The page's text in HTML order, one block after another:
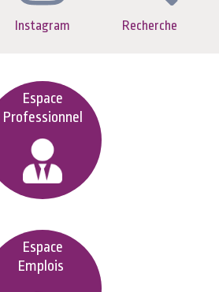
Instagram Recherche
Espace
Professionnel
Espace
Emplois